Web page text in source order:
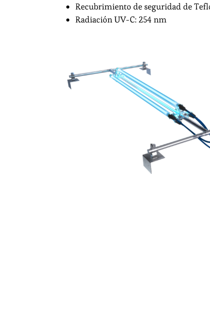
Recubrimiento de seguridad de
Radiación UV-C: 254 nm